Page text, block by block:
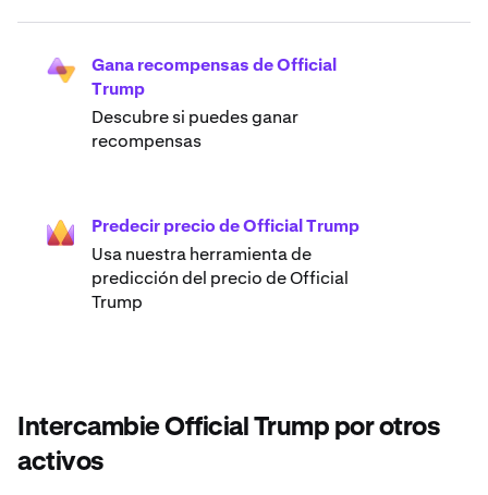
Gana recompensas de Official
Trump
Descubre si puedes ganar
recompensas
Predecir precio de Official Trump
Usa nuestra herramienta de
predicción del precio de Official
Trump
Intercambie Official Trump por otros
activos